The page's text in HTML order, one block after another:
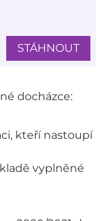
STÁHNOUT
docházce:
kteří nastoupí
vyplněné